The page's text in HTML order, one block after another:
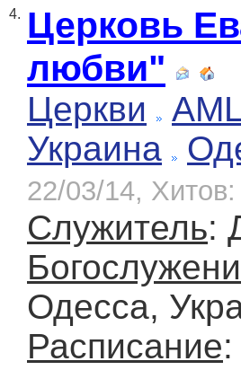
4. Церковь
любви"
Церкви
Украина
22/03/14,
Служитель:
Одесса,
Расписание